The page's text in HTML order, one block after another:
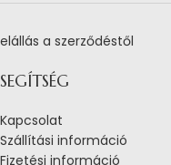
elállás a szerződéstől
SEGÍTSÉG
Kapcsolat
Szállítási információ
Fizetési információ